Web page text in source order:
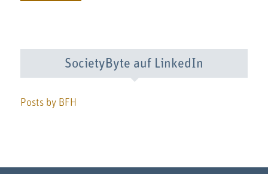
SocietyByte auf LinkedIn
Posts by BFH